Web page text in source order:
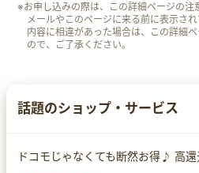
※お申し込みの際は、この詳細ページの注
メールやこのページに来る前に表示さ
内容に相違があった場合は、この詳細
ので、ご了承ください。
話題のショップ・サービス
ドコモじゃなくても断然お得♪ 高還